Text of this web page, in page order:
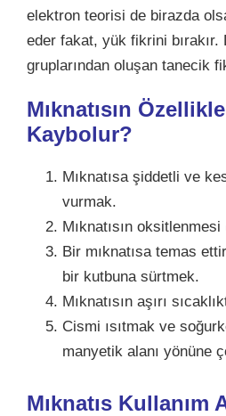
elektron teorisi de birazda
eder fakat, yük fikrini bırakır.
gruplarından oluşan tanecik
Mıknatısın
Kaybolur?
Mıknatısa şiddetli ve
vurmak.
Mıknatısın
Bir mıknatısa temas
bir kutbuna sürtmek.
Mıknatısın aşırı
Cismi ısıtmak ve
manyetik alanı yönüne
Mıknatıs Kullanım